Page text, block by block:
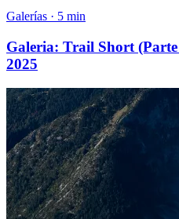
Galerías · 5 min
Galeria: Trail Short
2025